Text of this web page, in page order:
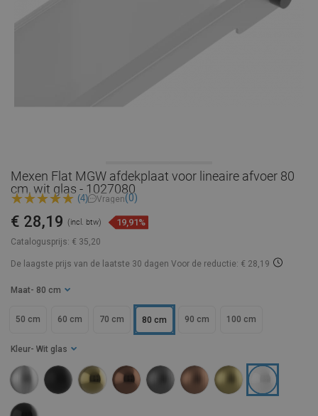
Mexen Flat MGW afdekplaat voor lineaire afvoer 80
cm, wit glas - 1027080
(4) Vragen(0)
Catalogusprijs: € 35,20
€ 28,19 (incl. btw) 19,91%
De laagste prijs van de laatste 30 dagen Voor de reductie: € 28,19
Maat - 80 cm
50 cm 60 cm 70 cm 80 cm 90 cm 100 cm
Kleur - Wit glas